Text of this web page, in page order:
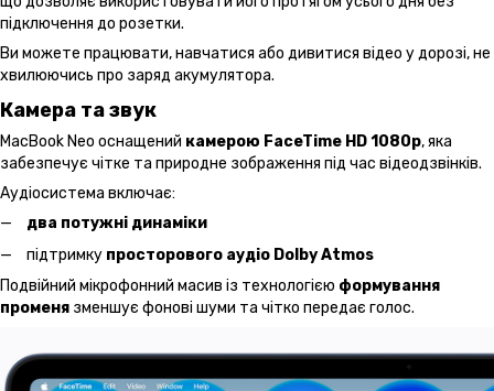
підключення до розетки.
Ви можете працювати, навчатися або дивитися відео у дорозі, не
хвилюючись про заряд акумулятора.
Камера та звук
MacBook Neo оснащений камерою FaceTime HD 1080p, яка
забезпечує чітке та природне зображення під час відеодзвінків.
Аудіосистема включає:
два потужні динаміки
підтримку просторового аудіо Dolby Atmos
Подвійний мікрофонний масив із технологією формування
променя зменшує фонові шуми та чітко передає голос.